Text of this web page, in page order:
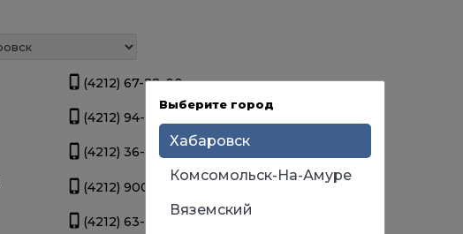
(4212) 67-22-00 3 шт.
(4212) 94-44-12
(4212) 36-09-70
(4212) 900-111
(4212) 63-39-83
Выберите город
Хабаровск
Комсомольск-На-Амуре
Вяземский